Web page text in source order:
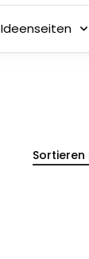
Ideenseiten